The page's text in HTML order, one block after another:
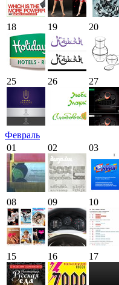
18 19 20
25 26 27
Февраль
01
02 03
08 09 10
15 16 17